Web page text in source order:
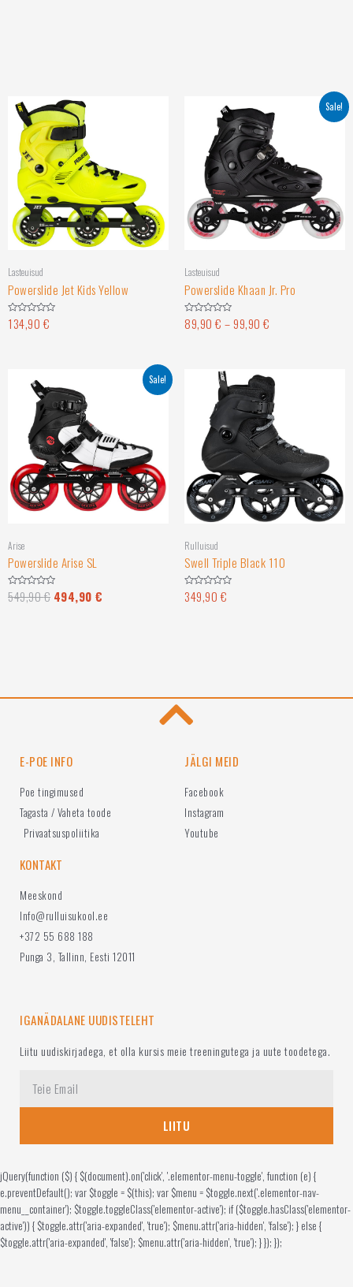
Lasteuisud
Powerslide Jet Kids Yellow
Hinnanguga
0134,90 €
Sale!
Lasteuisud
Powerslide Khaan Jr. Pro
Hinnanguga
0
89,90 € –99,90 €
Sale!
Arise
Powerslide Arise SL
Hinnanguga
0
549,90€ 494,90 €
Rulluisud
Swell Triple Black 110
Hinnanguga
0
349,90 €
E-POE INFO
Poe tingimused
Tagasta / Vaheta toode
Privaatsuspoliitika
JÄLGI MEID
Facebook
Instagram
Youtube
KONTAKT
Meeskond
Info@rulluisukool.ee
+372 55 688 188
Punga 3, Tallinn, Eesti 12011
IGANÄDALANE UUDISTELEHT
Liitu uudiskirjadega, et olla kursis meie treeningutega ja uute toodetega.
LIITU
jQuery(function ($) { $(document).on('click', '.elementor-menu-toggle', function (e) {
e.preventDefault(); var $toggle = $(this); var $menu = $toggle.next('.elementor-nav-
menu__container'); $toggle.toggleClass('elementor-active'); if ($toggle.hasClass('elementor-
active')) { $toggle.attr('aria-expanded', 'true'); $menu.attr('aria-hidden', 'false'); } else {
$toggle.attr('aria-expanded', 'false'); $menu.attr('aria-hidden', 'true'); } }); });